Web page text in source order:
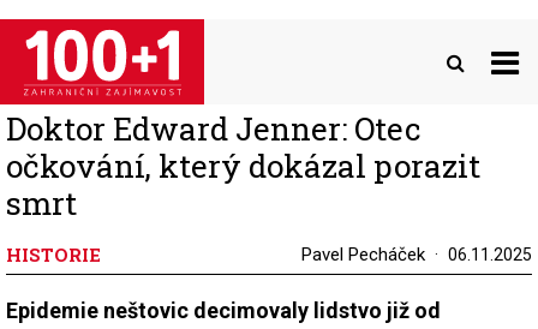
Přejít
hlavnímu
obsahu
Doktor Edward Jenner: Otec
očkování, který dokázal porazit
smrt
HISTORIE Pavel Pecháček 06.11.2025
Epidemie neštovic decimovaly lidstvo již od